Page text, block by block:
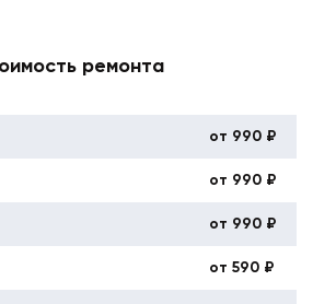
ремонта
от 990 ₽
от 990 ₽
от 990 ₽
от 590 ₽